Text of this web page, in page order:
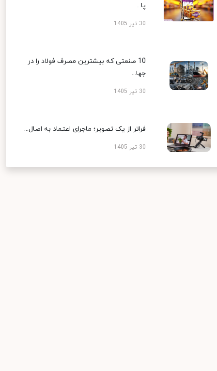
پا...
30 تیر 1405
10 صنعتی که بیشترین مصرف فولاد را در
جها...
30 تیر 1405
فراتر از یک تصویر؛ ماجرای اعتماد به اصال...
30 تیر 1405